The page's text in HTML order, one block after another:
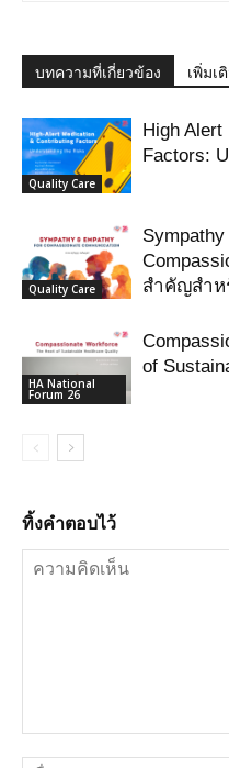
บทความที่เกี่ยวข้อง เพิ่มเ
Quality Care
High
Factors:
Quality Care
สำคัญสำห
HA National
Forum 26
of
ทิ้งคำตอบไว้